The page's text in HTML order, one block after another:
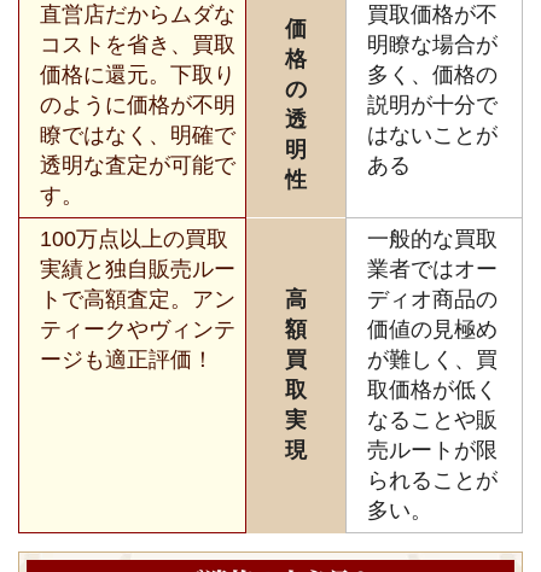
直営店だからムダな
コストを省き、買取
価格に還元。下取り
のように価格が不明
瞭ではなく、明確で
透明な査定が可能で
す。
価
格
の
透
明
性
買取価格が不
明瞭な場合が
多く、価格の
説明が十分で
はないことが
ある
100万点以上の買取
実績と独自販売ルー
トで高額査定。アン
ティークやヴィンテ
ージも適正評価！
高
額
買
取
実
現
一般的な買取
業者ではオー
ディオ商品の
価値の見極め
が難しく、買
取価格が低く
なることや販
売ルートが限
られることが
多い。